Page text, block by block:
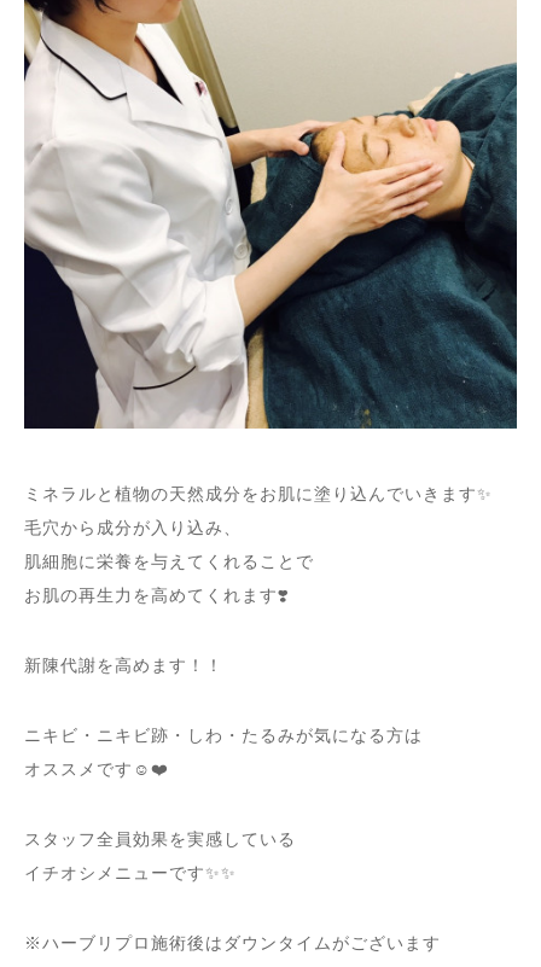
ミネラルと植物の天然成分をお肌に塗り込んでいきます✨
毛穴から成分が入り込み、
肌細胞に栄養を与えてくれることで
お肌の再生力を高めてくれます❣️
新陳代謝を高めます！！
ニキビ・ニキビ跡・しわ・たるみが気になる方は
オススメです☺︎❤️
スタッフ全員効果を実感している
イチオシメニューです✨✨
※ハーブリプロ施術後はダウンタイムがございます